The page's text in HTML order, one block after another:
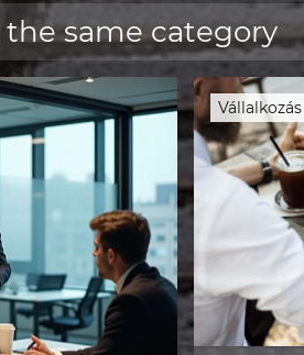
same category
Vállalkozás